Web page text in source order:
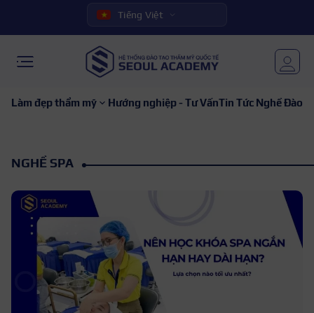
Tiếng Việt
Làm đẹp thẩm mỹ Hướng nghiệp - Tư VấnTin Tức Nghề Đào
NGHỀ SPA